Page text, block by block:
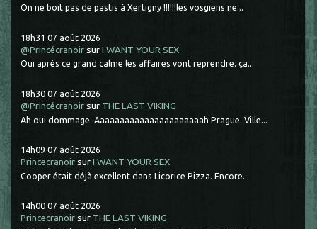
On ne boit pas de pastis à Xertigny !!!!!!les vosgiens ne...
18h31 07 août 2026
@Princécranoir surI WANT YOUR SEX
Oui après ce grand calme les affaires vont reprendre. ça...
18h30 07 août 2026
@Princécranoir sur THE LAST VIKING
Ah oui dommage. Aaaaaaaaaaaaaaaaaaaaaah Prague. Ville...
14h09 07 août 2026
Princecranoir surI WANT YOUR SEX
Cooper était déjà excellent dans Licorice Pizza. Encore...
14h00 07 août 2026
Princecranoir sur THE LAST VIKING